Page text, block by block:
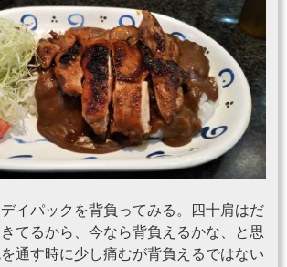
イパックを背負ってみる。四十肩はだ
てるから、今なら背負えるかな、と思
通す時に少し痛むが背負えるではない